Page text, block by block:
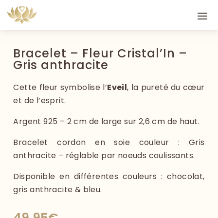
Bracelet – Fleur Cristal’In –
Gris anthracite
Cette fleur symbolise l’Eveil, la pureté du cœur
et de l’esprit.
Argent 925 – 2 cm de large sur 2,6 cm de haut.
Bracelet cordon en soie couleur : Gris
anthracite – réglable par noeuds coulissants.
Disponible en différentes couleurs : chocolat,
gris anthracite & bleu.